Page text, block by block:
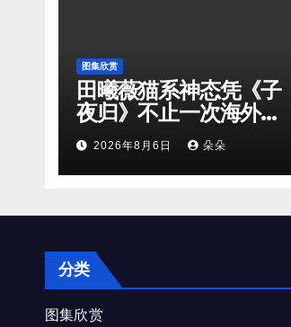
图集欣赏
田曦薇猫系神态凭《子
夜归》不止一次海外出
圈！
2026年8月6日 朵朵
分类
图集欣赏